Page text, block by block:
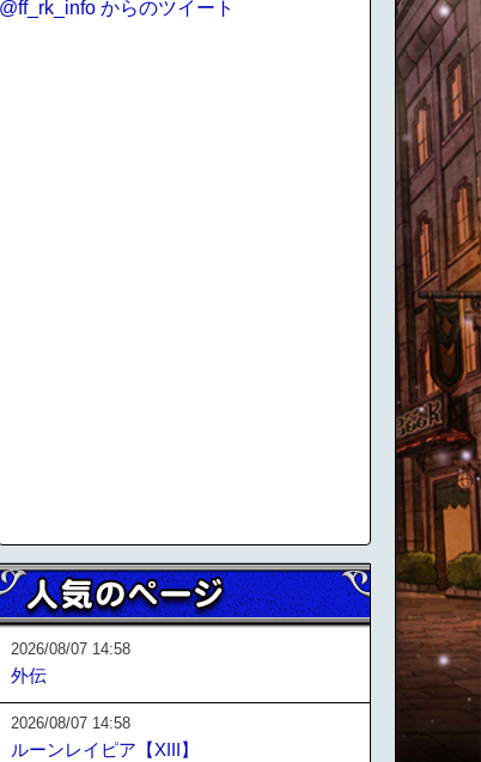
@ff_rk_info からのツイート
2026/08/07 14:58
外伝
2026/08/07 14:58
ルーンレイピア【XIII】